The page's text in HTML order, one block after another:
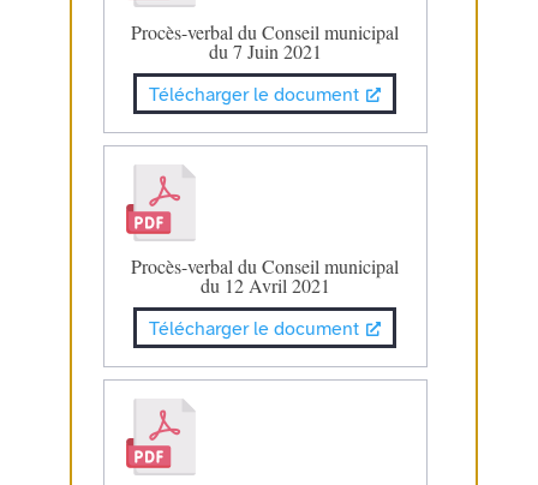
Procès-verbal du Conseil municipal
du 7 Juin 2021
Télécharger le document
Procès-verbal du Conseil municipal
du 12 Avril 2021
Télécharger le document